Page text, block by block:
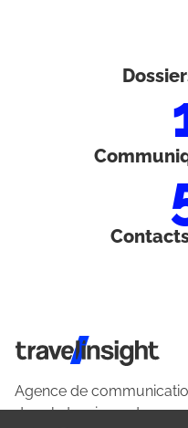
Travel Insight
Agence de
dans le tourisme du